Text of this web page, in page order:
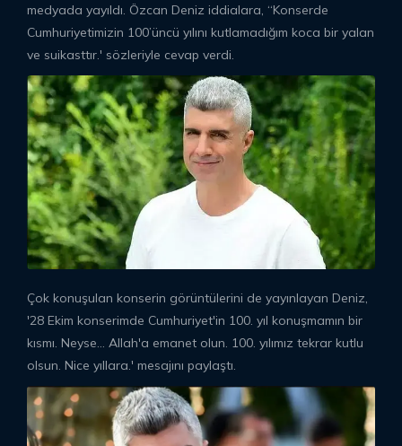
medyada yayıldı. Özcan Deniz iddialara, “Konserde
Cumhuriyetimizin 100’üncü yılını kutlamadığım koca bir yalan
ve suikasttır.' sözleriyle cevap verdi.
Çok konuşulan konserin görüntülerini de yayınlayan Deniz,
'28 Ekim konserimde Cumhuriyet'in 100. yıl konuşmamın bir
kısmı. Neyse... Allah'a emanet olun. 100. yılımız tekrar kutlu
olsun. Nice yıllara.' mesajını paylaştı.